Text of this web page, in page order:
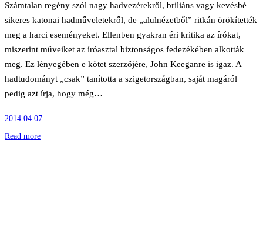
Számtalan regény szól nagy hadvezérekről, briliáns vagy kevésbé
sikeres katonai hadműveletekről, de „alulnézetből” ritkán örökítették
meg a harci eseményeket. Ellenben gyakran éri kritika az írókat,
miszerint műveiket az íróasztal biztonságos fedezékében alkották
meg. Ez lényegében e kötet szerzőjére, John Keeganre is igaz. A
hadtudományt „csak” tanította a szigetországban, saját magáról
pedig azt írja, hogy még…
2014.04.07.
Read more